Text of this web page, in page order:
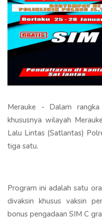
Merauke - Dalam
khususnya wilayah
Lalu Lintas (Satlantas)
tiga satu.
Program ini adalah satu
divaksin khusus vaksin
bonus pengadaan SIM C